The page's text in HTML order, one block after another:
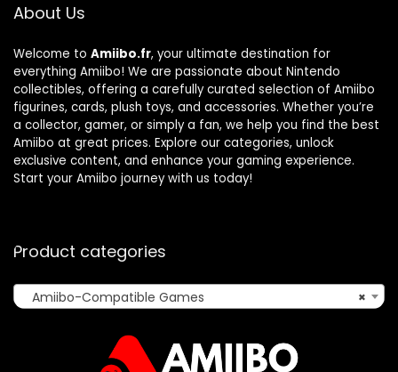
About Us
Welcome to Amiibo.fr, your ultimate destination for
everything Amiibo! We are passionate about Nintendo
collectibles, offering a carefully curated selection of Amiibo
figurines, cards, plush toys, and accessories. Whether you’re
a collector, gamer, or simply a fan, we help you find the best
Amiibo at great prices. Explore our categories, unlock
exclusive content, and enhance your gaming experience.
Start your Amiibo journey with us today!
Product categories
×
Amiibo-Compatible Games